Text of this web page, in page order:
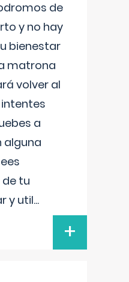
de
y no hay
bienestar
matrona
volver al
a
alguna
tu
y util...
+